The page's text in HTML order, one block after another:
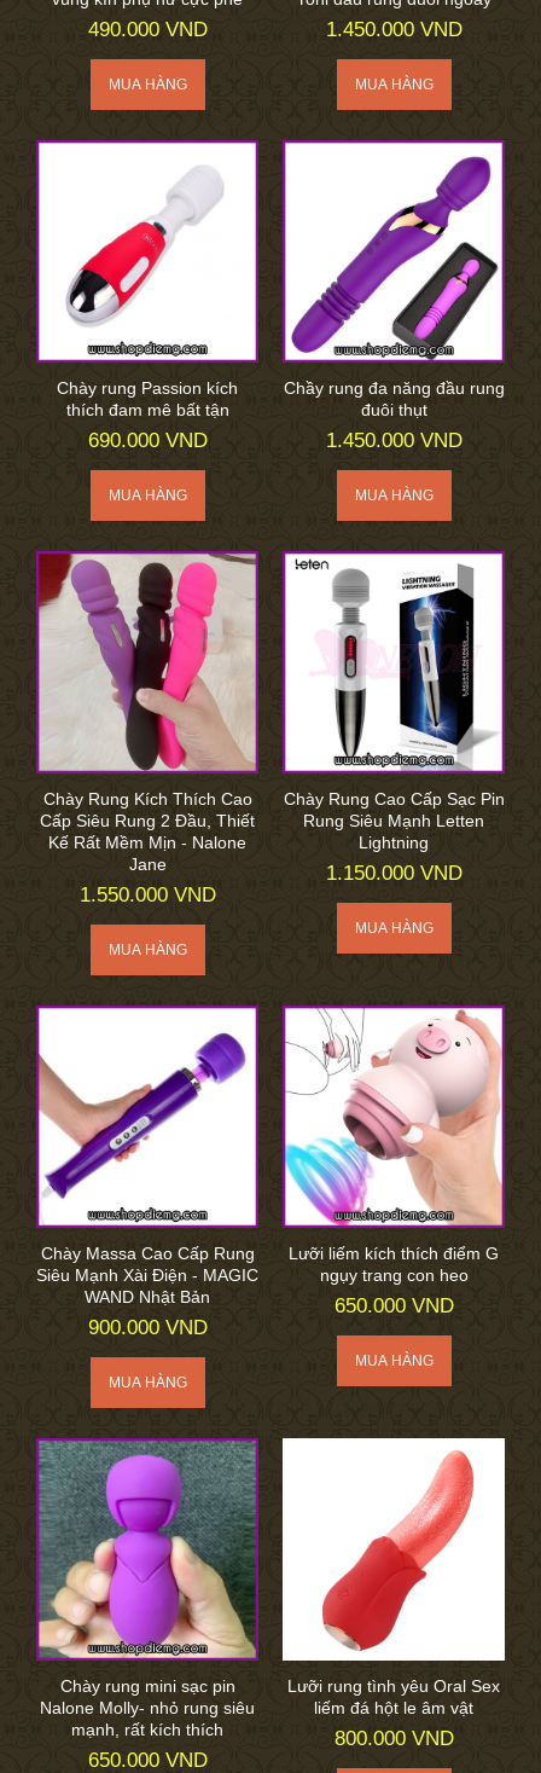
490.000 VND 1.450.000 VND
Chày rung Passion kích
thích đam mê bất tận
690.000 VND
Chầy rung đa năng đầu rung
đuôi thụt
1.450.000 VND
Chày Rung Kích Thích Cao
Cấp Siêu Rung 2 Đầu, Thiết
Kế Rất Mềm Mịn - Nalone
Jane
1.550.000 VND
Chày Rung Cao Cấp Sạc Pin
Rung Siêu Mạnh Letten
Lightning
1.150.000 VND
Chày Massa Cao Cấp Rung
Siêu Mạnh Xài Điện - MAGIC
WAND Nhật Bản
900.000 VND
Lưỡi liếm kích thích điểm G
ngụy trang con heo
650.000 VND
Chày rung mini sạc pin
Nalone Molly- nhỏ rung siêu
mạnh, rất kích thích
650.000 VND
Lưỡi rung tình yêu Oral Sex
liếm đá hột le âm vật
800.000 VND